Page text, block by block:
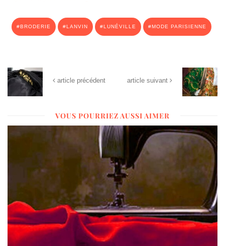
BRODERIE LANVIN LUNÉVILLE MODE PARISIENNE
article précédent article suivant
VOUS POURRIEZ AUSSI AIMER